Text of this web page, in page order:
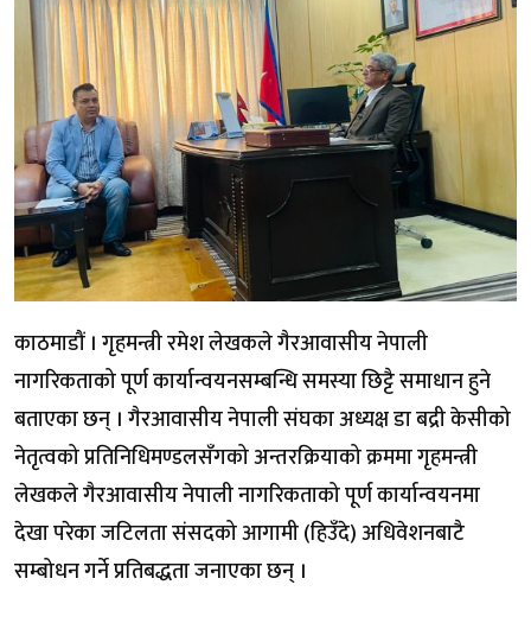
काठमाडौं । गृहमन्त्री रमेश लेखकले गैरआवासीय नेपाली
नागरिकताको पूर्ण कार्यान्वयनसम्बन्धि समस्या छिट्टै समाधान हुने
बताएका छन् । गैरआवासीय नेपाली संघका अध्यक्ष डा बद्री केसीको
नेतृत्वको प्रतिनिधिमण्डलसँगको अन्तरक्रियाको क्रममा गृहमन्त्री
लेखकले गैरआवासीय नेपाली नागरिकताको पूर्ण कार्यान्वयनमा
देखा परेका जटिलता संसदको आगामी (हिउँदे) अधिवेशनबाटै
सम्बोधन गर्ने प्रतिबद्धता जनाएका छन् ।